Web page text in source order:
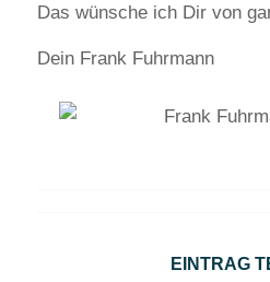
Das wünsche ich Dir von
Dein Frank Fuhrmann
EINTRAG